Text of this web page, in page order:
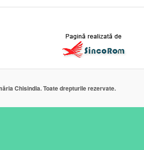
Chisindia. Toate drepturile rezervate.